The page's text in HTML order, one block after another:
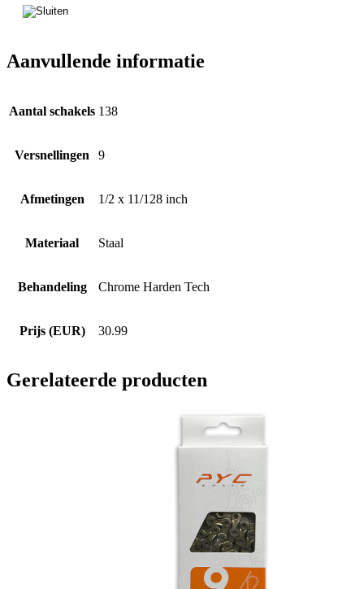
Aanvullende informatie
Aantal schakels 138
Versnellingen 9
Afmetingen 1/2 x 11/128 inch
Materiaal Staal
Behandeling Chrome Harden Tech
Prijs (EUR) 30.99
Gerelateerde producten